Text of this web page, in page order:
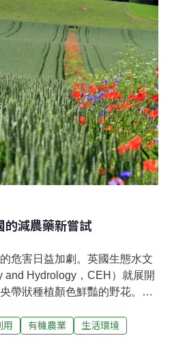
社區的稻田有架設5支棲架，
覺得黑翅鳶進駐後，當地老鼠
合作社員 Aelese（巴慧玲，魯
的小米，那時候山上就有老鷹
整地的時候，老人家也叫我們
剪過，後來想到原來是要讓老
原住民傳統的智慧。」
的減農藥新嘗試
危害日益加劇。英國生態水文
and Hydrology，CEH）就展開
帶狀種植顏色鮮豔的野花。這
藥劑量。在田邊種植野花，支
用 有機農業 生活環境